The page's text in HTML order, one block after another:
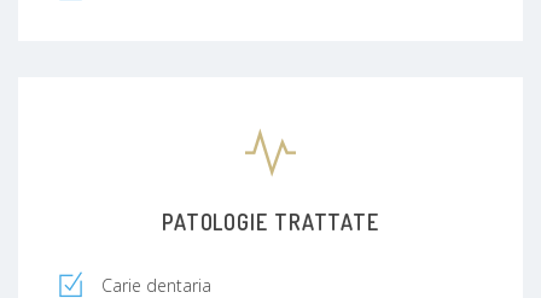
PATOLOGIE TRATTATE
Carie dentaria